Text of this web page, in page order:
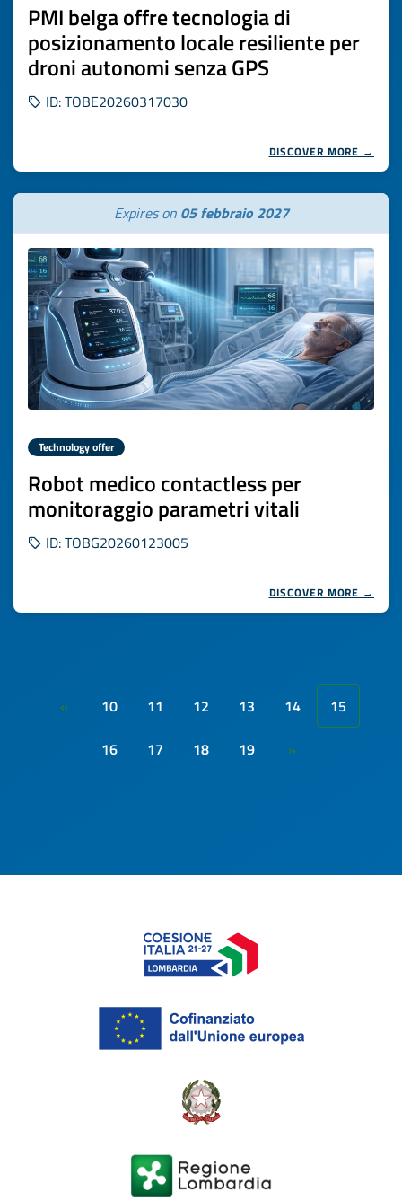
PMI belga offre tecnologia di
posizionamento locale resiliente per
droni autonomi senza GPS
ID: TOBE20260317030
DISCOVER MORE →
Expires on 05 febbraio 2027
Technology offer
Robot medico contactless per
monitoraggio parametri vitali
ID: TOBG20260123005
DISCOVER MORE →
« 10 11 12 13 14
15
16
17 18 19 »